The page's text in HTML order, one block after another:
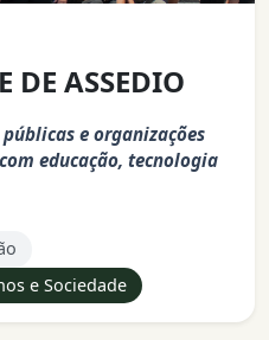
DE ASSEDIO
e organizações
educação, tecnologia
e Sociedade